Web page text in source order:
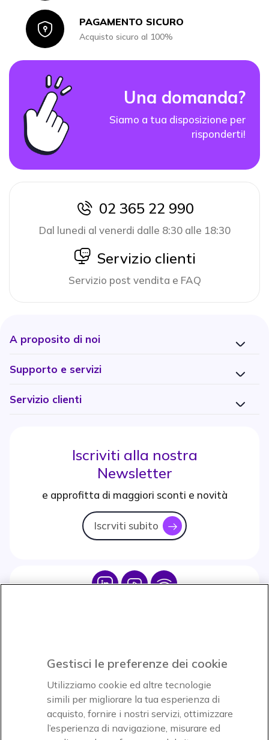
IconPAGAMENTO SICURO
Acquisto sicuro al 100%
Una domanda?
Siamo a tua disposizione per
risponderti!
icon
02 365 22 990
Dal lunedi al venerdi dalle 8:30 alle 18:30
icon
Servizio clienti
Servizio post vendita e FAQ
A proposito di noi
Supporto e servizi
Servizio clienti
Iscriviti alla nostra
Newsletter
e approfitta di maggiori sconti e novità
Iscrviti subito icon
Icon IconIcon
Accettiamo
Gestisci le preferenze dei cookie
Utilizziamo cookie ed altre tecnologie
simili per migliorare la tua esperienza di
acquisto, fornire i nostri servizi, ottimizzare
l’esperienza di navigazione, misurare ed